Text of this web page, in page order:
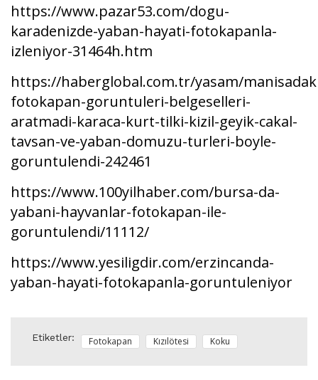
https://www.pazar53.com/dogu-
karadenizde-yaban-hayati-fotokapanla-
izleniyor-31464h.htm
https://haberglobal.com.tr/yasam/
fotokapan-goruntuleri-belgeselleri-
aratmadi-karaca-kurt-tilki-kizil-geyik-cakal-
tavsan-ve-yaban-domuzu-turleri-boyle-
goruntulendi-242461
https://www.100yilhaber.com/bursa-da-
yabani-hayvanlar-fotokapan-ile-
goruntulendi/11112/
https://www.yesiligdir.com/erzincanda-
yaban-hayati-fotokapanla-goruntuleniyor
Etiketler: Fotokapan Kızılötesi Koku